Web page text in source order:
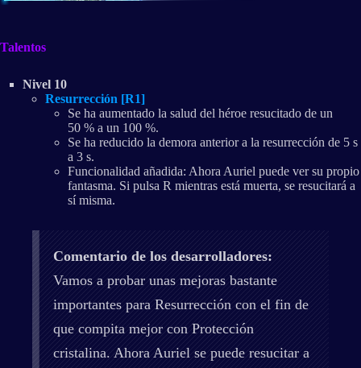
Talentos
Nivel 10
Resurrección [R1]
Se ha aumentado la salud del héroe resucitado de un
50 % a un 100 %.
Se ha reducido la demora anterior a la resurrección de 5 s
a 3 s.
Funcionalidad añadida: Ahora Auriel puede ver su propio
fantasma. Si pulsa R mientras está muerta, se resucitará a
sí misma.
Comentario de los desarrolladores:
Vamos a probar unas mejoras bastante
importantes para Resurrección con el fin de
que compita mejor con Protección
cristalina. Ahora Auriel se puede resucitar a